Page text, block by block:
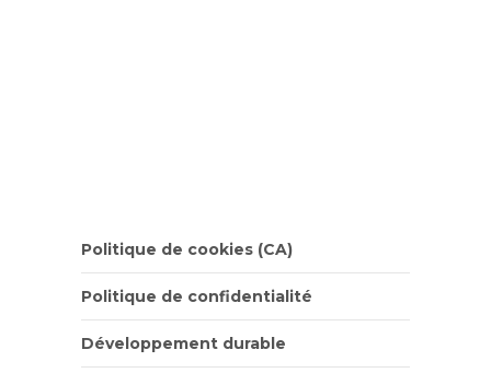
Politique de cookies (CA)
Politique de confidentialité
Développement durable